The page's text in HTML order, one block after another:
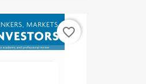
favorite_border